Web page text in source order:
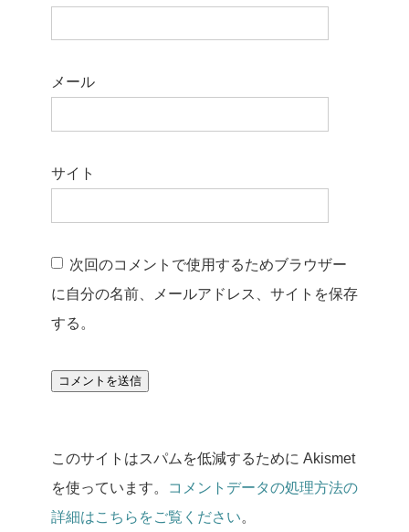
メール
サイト
次回のコメントで使用するためブラウザー
に自分の名前、メールアドレス、サイトを保存
する。
このサイトはスパムを低減するために Akismet
を使っています。
コメントデータの処理方法の
詳細はこちらをご覧ください。